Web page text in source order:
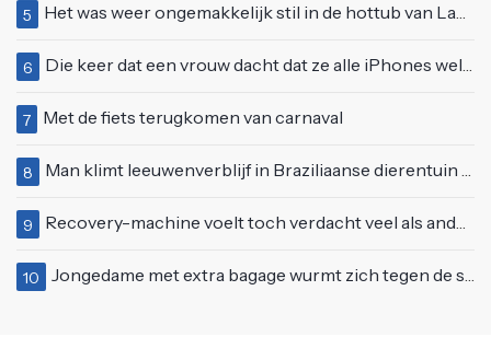
5 Het was weer ongemakkelijk stil in de hottub van Lang Leve de Liefde
6 Die keer dat een vrouw dacht dat ze alle iPhones wel op kon kopen
7 Met de fiets terugkomen van carnaval
8 Man klimt leeuwenverblijf in Braziliaanse dierentuin en overleeft het niet
9 Recovery-machine voelt toch verdacht veel als ander soort work-out
10 Jongedame met extra bagage wurmt zich tegen de stroom van de roltrap